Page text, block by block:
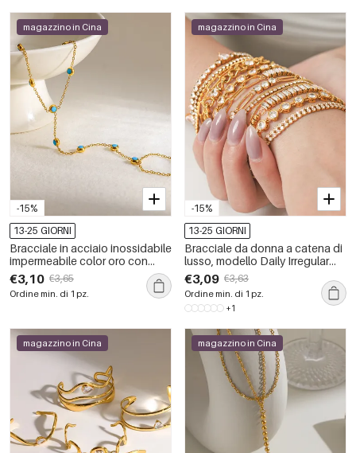
-15%
magazzino in Cina
13-25 GIORNI
Bracciale in acciaio inossidabile
impermeabile color oro con
pietre naturali
€3,10 €3,65
Ordine min. di 1 pz.
-15%
magazzino in Cina
13-25 GIORNI
Bracciale da donna a catena di
lusso, modello Daily Irregular
Shape, in acciaio inossidabile,
impermeabile, color oro, con
zirconi.
€3,09 €3,63
Ordine min. di 1 pz.
+1
magazzino in Cina magazzino in Cina